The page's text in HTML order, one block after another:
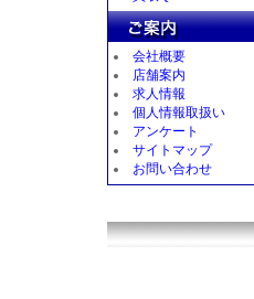
会社概要
店舗案内
求人情報
個人情報取扱い
アンケート
サイトマップ
お問い合わせ